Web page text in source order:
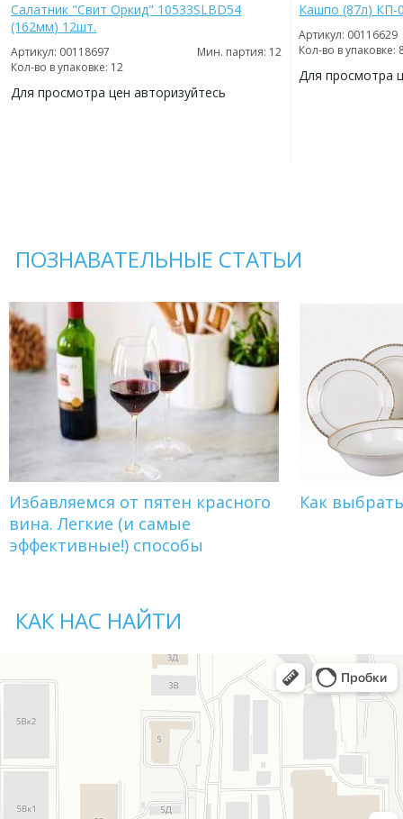
Салатник "Свит Оркид" 10533SLBD54
(162мм) 12шт.
Артикул: 00118697
Мин. партия: 12
Кол-во в упаковке: 12
Для просмотра цен авторизуйтесь
Кашпо (87л) КП-
Артикул: 00116629
Кол-во в упаковке:
Для просмотра
ПОЗНАВАТЕЛЬНЫЕ СТАТЬИ
Избавляемся от пятен красного
вина. Легкие (и самые
эффективные!) способы
Как
КАК НАС НАЙТИ